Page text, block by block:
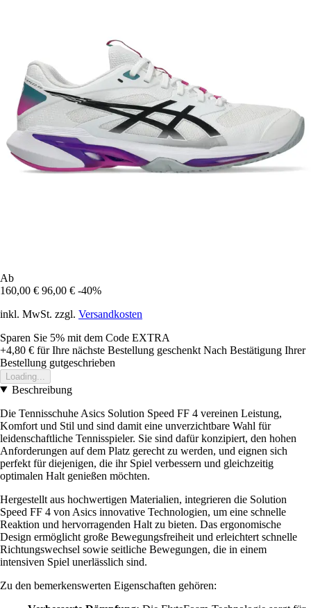
Ab
160,00 € 96,00 € -40%
inkl. MwSt. zzgl. Versandkosten
Sparen Sie 5% mit dem Code EXTRA
+4,80 € für Ihre nächste Bestellung geschenkt Nach Bestätigung Ihrer
Bestellung gutgeschrieben
Loading...
Beschreibung
Die Tennisschuhe Asics Solution Speed FF 4 vereinen Leistung,
Komfort und Stil und sind damit eine unverzichtbare Wahl für
leidenschaftliche Tennisspieler. Sie sind dafür konzipiert, den hohen
Anforderungen auf dem Platz gerecht zu werden, und eignen sich
perfekt für diejenigen, die ihr Spiel verbessern und gleichzeitig
optimalen Halt genießen möchten.
Hergestellt aus hochwertigen Materialien, integrieren die Solution
Speed FF 4 von Asics innovative Technologien, um eine schnelle
Reaktion und hervorragenden Halt zu bieten. Das ergonomische
Design ermöglicht große Bewegungsfreiheit und erleichtert schnelle
Richtungswechsel sowie seitliche Bewegungen, die in einem
intensiven Spiel unerlässlich sind.
Zu den bemerkenswerten Eigenschaften gehören: